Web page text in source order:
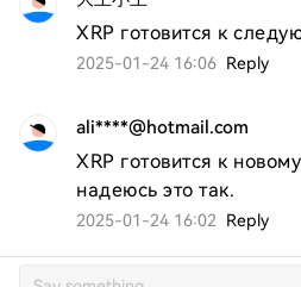
XRP готовится к
2025-01-24 16:06 Reply
ali****@hotmail.com
XRP готовится к
надеюсь это так.
2025-01-24 16:02 Reply